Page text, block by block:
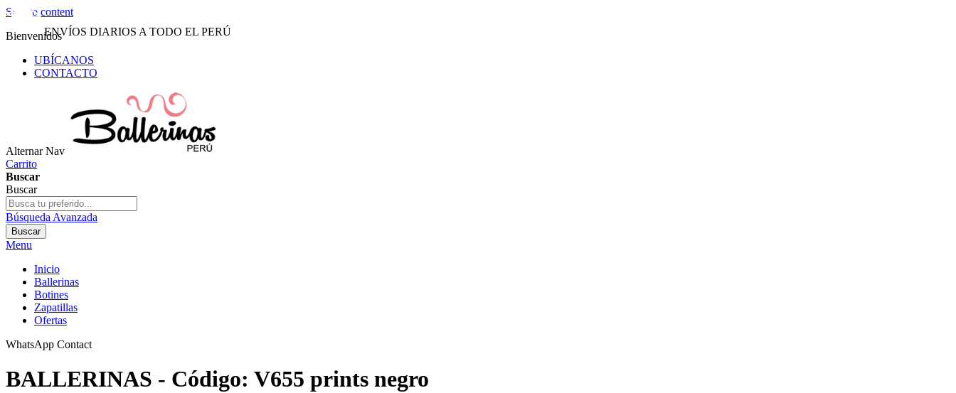
ENVÍOS DIARIOS A TODO EL PERÚ
Skip to content
Bienvenidos
UBÍCANOS
CONTACTO
Alternar Nav
Carrito
Buscar
Buscar
Búsqueda Avanzada
Buscar
Menu
Inicio
Ballerinas
Botines
Zapatillas
Ofertas
WhatsApp Contact
BALLERINAS - Código: V655 prints negro